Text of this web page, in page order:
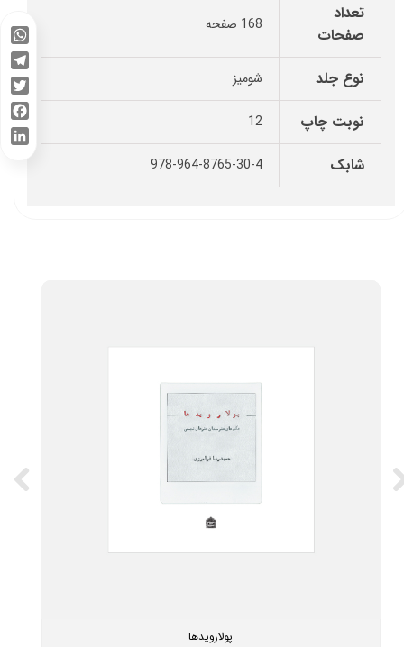
تعداد
صفحات
168 صفحه
نوع جلد شومیز
نوبت چاپ 12
شابک 978-964-8765-30-4
WhatsApp
Telegram
Twitter
Facebook
LinkedIn
پولارویدها